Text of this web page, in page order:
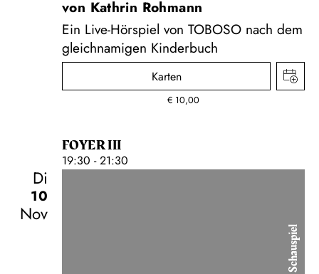
von Kathrin Rohmann
Ein Live-Hörspiel von TOBOSO nach dem
gleichnamigen Kinderbuch
Karten
€ 10,00
FOYER III
19:30 - 21:30
Di
10
Nov
Schauspiel